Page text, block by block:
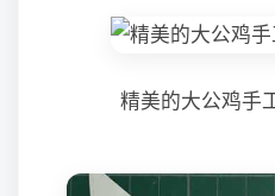
精美的大公鸡手